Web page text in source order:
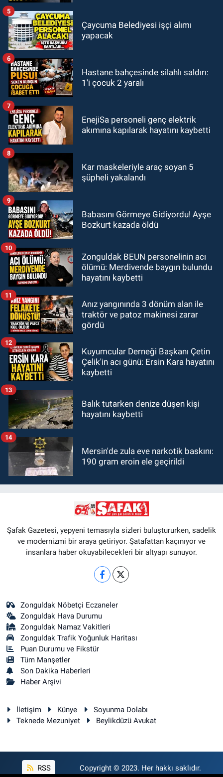
Çaycuma Belediyesi işçi alımı
yapacak
5
Hastane bahçesinde silahlı saldırı:
1'i çocuk 2 yaralı
6
EnejiSa personeli genç elektrik
akımına kapılarak hayatını kaybetti
7
Kar maskeleriyle araç soyan 5
şüpheli yakalandı
8
Babasını Görmeye Gidiyordu! Ayşe
Bozkurt kazada öldü
9
Zonguldak BEUN personelinin acı
ölümü: Merdivende baygın bulundu
hayatını kaybetti
10
Anız yangınında 3 dönüm alan ile
traktör ve patoz makinesi zarar
gördü
11
Kuyumcular Derneği Başkanı Çetin
Çelik'in acı günü: Ersin Kara hayatını
kaybetti
12
Balık tutarken denize düşen kişi
hayatını kaybetti
13
Mersin'de zula eve narkotik baskını:
190 gram eroin ele geçirildi
14
Şafak Gazetesi, yepyeni temasıyla sizleri buluştururken, sadelik
ve modernizmi bir araya getiriyor. Şatafattan kaçınıyor ve
insanlara haber okuyabilecekleri bir altyapı sunuyor.
Zonguldak Nöbetçi Eczaneler
Zonguldak Hava Durumu
Zonguldak Namaz Vakitleri
Zonguldak Trafik Yoğunluk Haritası
Puan Durumu ve Fikstür
Tüm Manşetler
Son Dakika Haberleri
Haber Arşivi
İletişim Künye
Soyunma Dolabı
Teknede Mezuniyet
Beylikdüzü Avukat
RSS Copyright © 2023. Her hakkı saklıdır.